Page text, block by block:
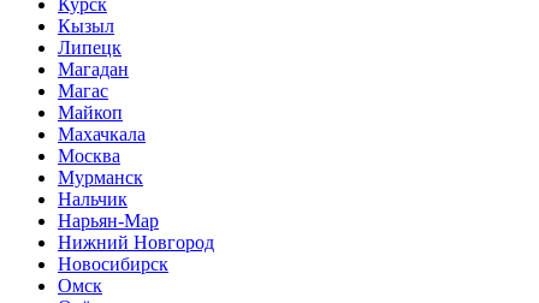
Курск
Кызыл
Липецк
Магадан
Магас
Майкоп
Махачкала
Москва
Мурманск
Нальчик
Нарьян-Мар
Нижний Новгород
Новосибирск
Омск